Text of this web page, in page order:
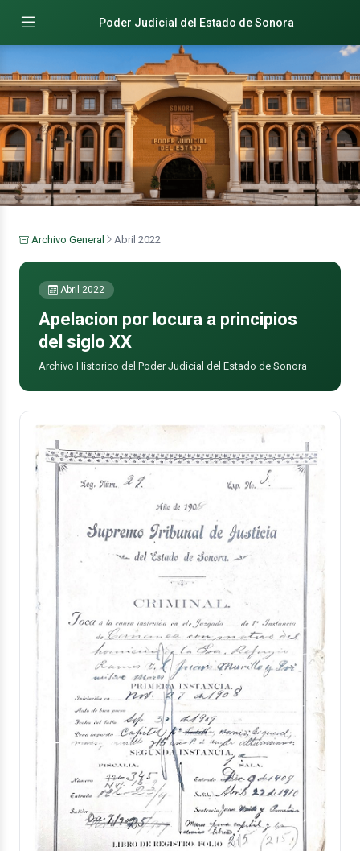
Poder Judicial del Estado de Sonora
Archivo General Abril 2022
Abril 2022
Apelacion por locura a principios
del siglo XX
Archivo Historico del Poder Judicial del Estado de Sonora